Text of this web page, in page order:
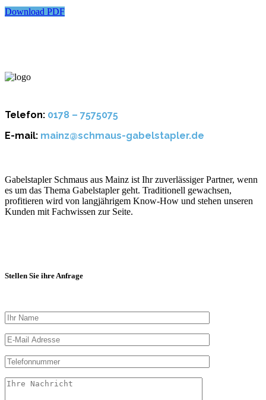
Download PDF
Telefon: 0178 – 7575075
E-mail: mainz@schmaus-gabelstapler.de
Gabelstapler Schmaus aus Mainz ist Ihr zuverlässiger Partner, wenn
es um das Thema Gabelstapler geht. Traditionell gewachsen,
profitieren wird von langjährigem Know-How und stehen unseren
Kunden mit Fachwissen zur Seite.
Stellen Sie ihre Anfrage